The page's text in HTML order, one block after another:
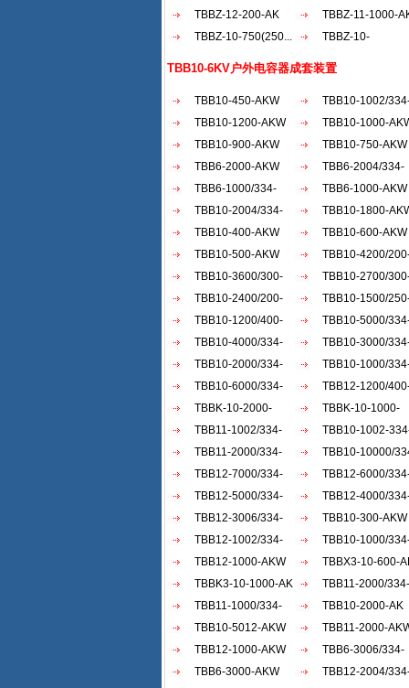
TBBZ-12-200-AK
TBBZ-11-1000-
TBBZ-10-750(250...
TBBZ-10-
1800（30...
TBB10-6KV户外电容器成套装置
TBB10-450-AKW
TBB10-1002/
AKW
TBB10-1200-AKW
TBB10-1000-
TBB10-900-AKW
TBB10-750-AKW
TBB6-2000-AKW
TBB6-2004/334-
AKW
TBB6-1000/334-
AKW
TBB6-1000-AKW
TBB10-2004/334-
AKW
TBB10-1800-
TBB10-400-AKW
TBB10-600-AKW
TBB10-500-AKW
TBB10-4200/
AKW
TBB10-3600/300-
AKW
TBB10-2700/
AKW
TBB10-2400/200-
AKW
TBB10-1500/
AKW
TBB10-1200/400-
AKW
TBB10-5000/
AKW
TBB10-4000/334-
AKW
TBB10-3000/
AKW
TBB10-2000/334-
AKW
TBB10-1000/
AKW
TBB10-6000/334-
AKW
TBB12-1200/
AKW
TBBK-10-2000-
AKW
TBBK-10-1000-
AKW
TBB11-1002/334-
AKW
TBB10-1002-
AKW
TBB11-2000/334-
AKW
TBB10-10000/
TBB12-7000/334-
AKW
TBB12-6000/
AKW
TBB12-5000/334-
AKW
TBB12-4000/
AKW
TBB12-3006/334-
AKW
TBB10-300-AKW
TBB12-1002/334-
AKW
TBB10-1000/
ACW
TBB12-1000-AKW
TBBX3-10-600-
TBBK3-10-1000-AK
TBB11-2000/334-
akw
TBB11-1000/334-
akw
TBB10-2000-AK
TBB10-5012-AKW
TBB11-2000-
TBB12-1000-AKW
TBB6-3006/334-
AKW
TBB6-3000-AKW
TBB12-2004/